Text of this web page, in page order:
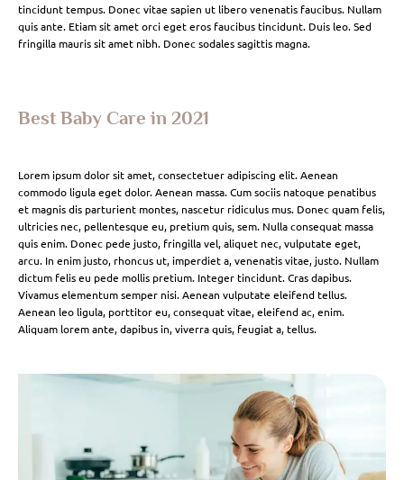
tincidunt tempus. Donec vitae sapien ut libero venenatis faucibus. Nullam
quis ante. Etiam sit amet orci eget eros faucibus tincidunt. Duis leo. Sed
fringilla mauris sit amet nibh. Donec sodales sagittis magna.
Best Baby Care in 2021
Lorem ipsum dolor sit amet, consectetuer adipiscing elit. Aenean
commodo ligula eget dolor. Aenean massa. Cum sociis natoque penatibus
et magnis dis parturient montes, nascetur ridiculus mus. Donec quam felis,
ultricies nec, pellentesque eu, pretium quis, sem. Nulla consequat massa
quis enim. Donec pede justo, fringilla vel, aliquet nec, vulputate eget,
arcu. In enim justo, rhoncus ut, imperdiet a, venenatis vitae, justo. Nullam
dictum felis eu pede mollis pretium. Integer tincidunt. Cras dapibus.
Vivamus elementum semper nisi. Aenean vulputate eleifend tellus.
Aenean leo ligula, porttitor eu, consequat vitae, eleifend ac, enim.
Aliquam lorem ante, dapibus in, viverra quis, feugiat a, tellus.